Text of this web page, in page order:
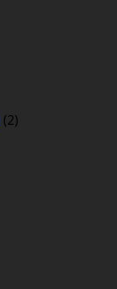
(2)